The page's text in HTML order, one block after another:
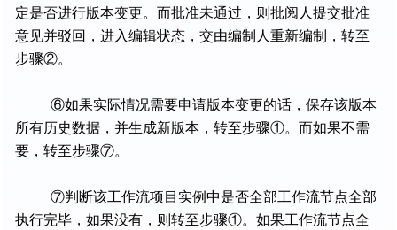
定是否进行版本变更。而批准未通过，则批阅人提交批准
意见并驳回，进入编辑状态，交由编制人重新编制，转至
步骤②。
⑥如果实际情况需要申请版本变更的话，保存该版本
所有历史数据，并生成新版本，转至步骤①。而如果不需
要，转至步骤⑦。
⑦判断该工作流项目实例中是否全部工作流节点全部
执行完毕，如果没有，则转至步骤①。如果工作流节点全